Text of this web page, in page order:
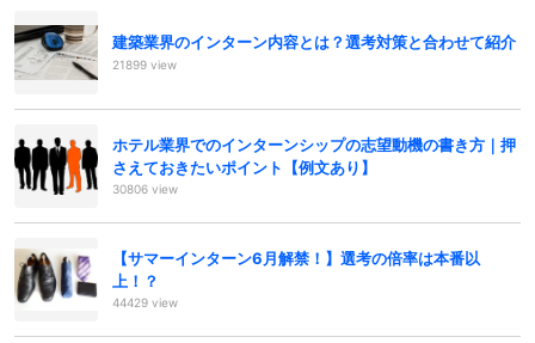
建築業界のインターン内容とは？選考対策と合わせて紹介
21899 view
ホテル業界でのインターンシップの志望動機の書き方｜押
さえておきたいポイント【例文あり】
30806 view
【サマーインターン6月解禁！】選考の倍率は本番以
上！？
44429 view